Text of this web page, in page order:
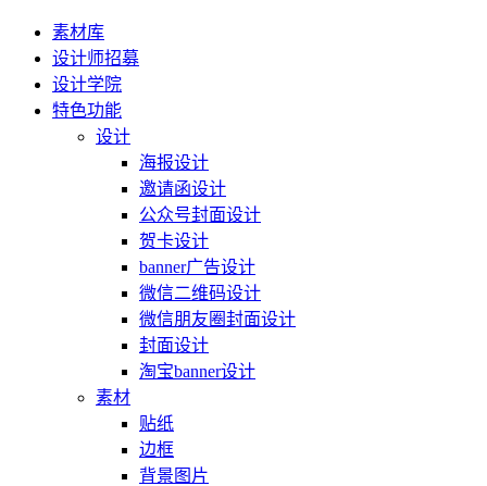
素材库
设计师招募
设计学院
特色功能
设计
海报设计
邀请函设计
公众号封面设计
贺卡设计
banner广告设计
微信二维码设计
微信朋友圈封面设计
封面设计
淘宝banner设计
素材
贴纸
边框
背景图片